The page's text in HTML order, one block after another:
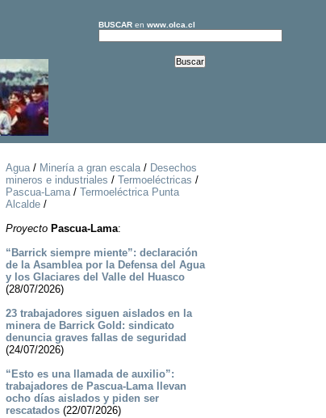
BUSCARen www.olca.cl
Agua/ Minería a gran escala/ Desechos
mineros e industriales / Termoeléctricas /
Pascua-Lama/ Termoeléctrica Punta
Alcalde/
Proyecto Pascua-Lama:
“Barrick siempre miente”: declaración
de la Asamblea por la Defensa del Agua
y los Glaciares del Valle del Huasco
(28/07/2026)
23 trabajadores siguen aislados en la
minera de Barrick Gold: sindicato
denuncia graves fallas de seguridad
(24/07/2026)
“Esto es una llamada de auxilio”:
trabajadores de Pascua-Lama llevan
ocho días aislados y piden ser
rescatados(22/07/2026)